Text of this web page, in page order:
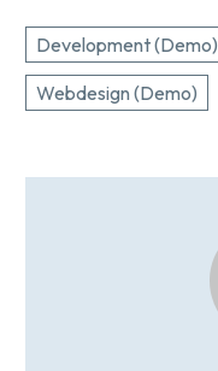
Development (Demo)
Webdesign (Demo)